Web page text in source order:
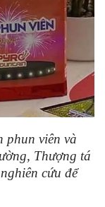
phun viên và
Thượng tá
cứu để